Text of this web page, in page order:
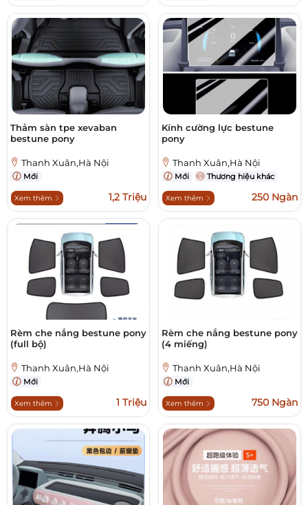
Thảm sàn tpe xevaban
bestune pony
Thanh Xuân,Hà Nội
Mới
Xem thêm 1,2 Triệu
Kính cường lực bestune
pony
Thanh Xuân,Hà Nội
Mới Thương hiệu khác
Xem thêm 250 Ngàn
Rèm che nắng bestune pony
(full bộ)
Thanh Xuân,Hà Nội
Mới
Xem thêm 1 Triệu
Rèm che nắng bestune pony
(4 miếng)
Thanh Xuân,Hà Nội
Mới
Xem thêm 750 Ngàn